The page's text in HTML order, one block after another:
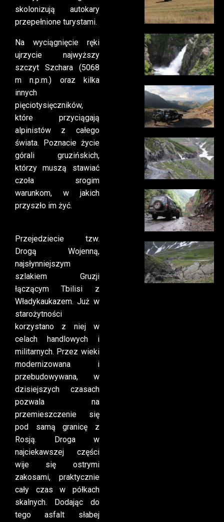
skolonizują autokary
przepełnione turystami.
Na wyciągnięcie ręki
ujrzycie najwyższy
szczyt Szchara (5068
m n.p.m.) oraz kilka
innych
pięciotysięczników,
które przyciągają
alpinistów z całego
świata. Poznacie życie
górali gruzińskich,
którzy muszą stawiać
czoła srogim
warunkom, w jakich
przyszło im żyć.
Przejedziecie tzw.
Drogą Wojenną,
najsłynniejszym
szlakiem Gruzji
łączącym Tbilisi z
Władykaukazem. Już w
starożytności
korzystano z niej w
celach handlowych i
militarnych. Przez wieki
modernizowana i
przebudowywana, w
dzisiejszych czasach
pozwala na
przemieszczenie się
pod samą granicę z
Rosją. Droga w
najciekawszej części
wije się ostrymi
zakosami, praktycznie
cały czas w półkach
skalnych. Dodając do
tego asfalt słabej